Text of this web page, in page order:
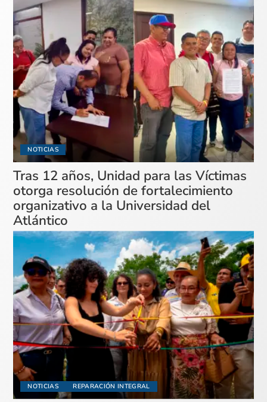
NOTICIAS
Tras 12 años, Unidad para las Víctimas
otorga resolución de fortalecimiento
organizativo a la Universidad del
Atlántico
NOTICIAS REPARACIÓN INTEGRAL